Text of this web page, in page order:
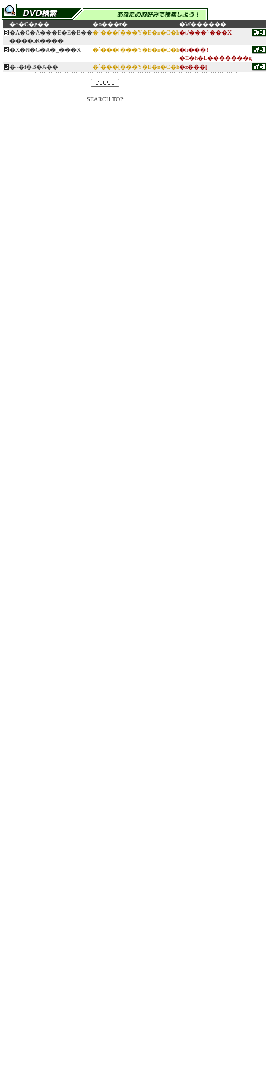
�^�C�g�� �o���ғ�
�W������
�A�C�A���E�E�B��
����ɔR����
�`���[���Y�E�n�C�h�t/���}���X
�X�N�G�A�_���X �`���[���Y�E�n�C�h�h���}
�E�h�L�������g
�~�f�B�A��
�`���[���Y�E�n�C�h�z���[
SEARCH TOP